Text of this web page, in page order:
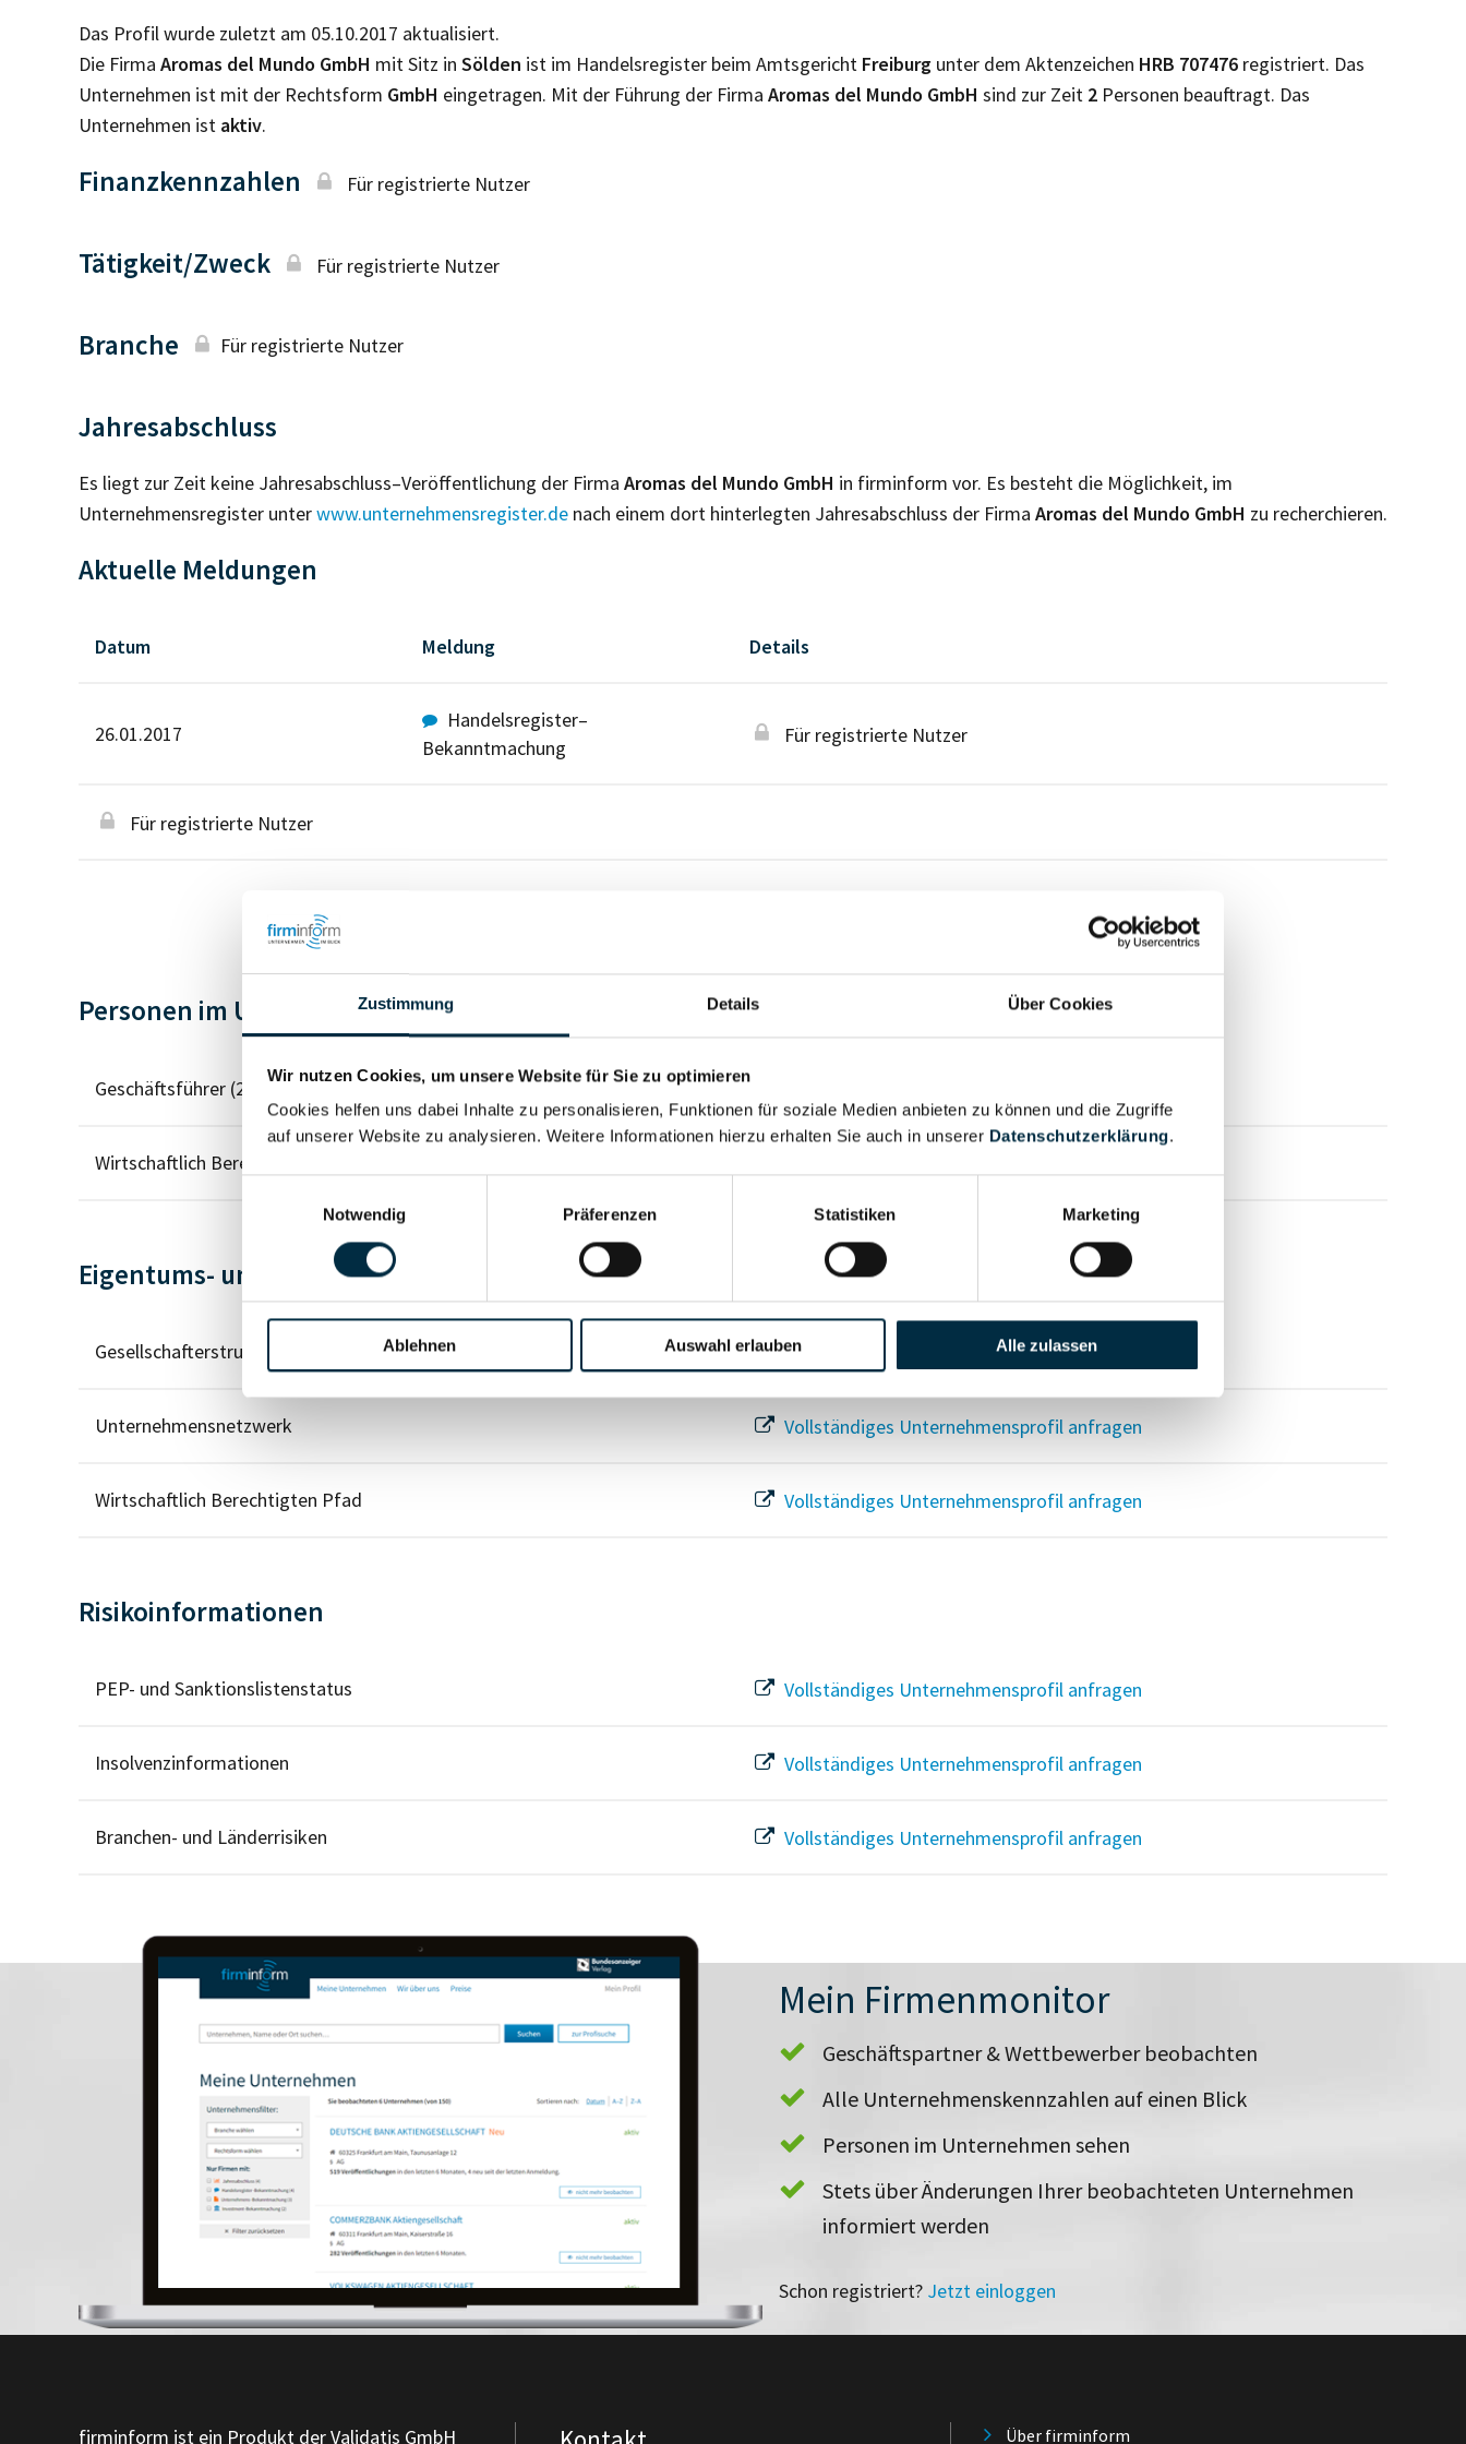
Zustimmung Details Über Cookies
Wir nutzen Cookies, um unsere Website für Sie zu optimieren
Cookies helfen uns dabei Inhalte zu personalisieren, Funktionen für soziale Medien anbieten zu können und die Zugriffe
auf unserer Website zu analysieren. Weitere Informationen hierzu erhalten Sie auch in unserer Datenschutzerklärung.
Notwendig
Präferenzen Statistiken Marketing
Ablehnen Auswahl erlauben Alle zulassen
Das Profil wurde zuletzt am 05.10.2017 aktualisiert.
Die Firma Aromas del Mundo GmbH mit Sitz in Sölden ist im Handelsregister beim Amtsgericht Freiburg unter dem Aktenzeichen HRB 707476 registriert. Das
Unternehmen ist mit der Rechtsform GmbH eingetragen. Mit der Führung der Firma Aromas del Mundo GmbH sind zur Zeit 2 Personen beauftragt. Das
Unternehmen ist aktiv.
Finanzkennzahlen Für registrierte Nutzer
Tätigkeit/Zweck Für registrierte Nutzer
Branche Für registrierte Nutzer
Jahresabschluss
Es liegt zur Zeit keine Jahresabschluss–Veröffentlichung der Firma Aromas del Mundo GmbH in firminform vor. Es besteht die Möglichkeit, im
Unternehmensregister unterwww.unternehmensregister.de nach einem dort hinterlegten Jahresabschluss der Firma Aromas del Mundo GmbH zu recherchieren.
Aktuelle Meldungen
Datum Meldung Details
26.01.2017
Handelsregister–
Bekanntmachung
Für registrierte Nutzer
Für registrierte Nutzer
Personen im Unternehmen
Geschäftsführer (2)
Wirtschaftlich Berechtigter
Eigentums- und Kontrollstruktur
Gesellschafterstruktur Vollständiges Unternehmensprofil anfragen
Unternehmensnetzwerk Vollständiges Unternehmensprofil anfragen
Wirtschaftlich Berechtigten Pfad Vollständiges Unternehmensprofil anfragen
Risikoinformationen
PEP- und Sanktionslistenstatus Vollständiges Unternehmensprofil anfragen
Insolvenzinformationen Vollständiges Unternehmensprofil anfragen
Branchen- und Länderrisiken Vollständiges Unternehmensprofil anfragen
Mein Firmenmonitor
Geschäftspartner & Wettbewerber beobachten
Alle Unternehmenskennzahlen auf einen Blick
Personen im Unternehmen sehen
Stets über Änderungen Ihrer beobachteten Unternehmen
informiert werden
Schon registriert? Jetzt einloggen
firminform ist ein Produkt der Validatis GmbH Über firminform